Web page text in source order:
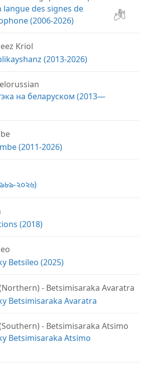
langue des signes de
(2006-2026)
Kriol
(2013-2026)
на беларуском (2013—
(2011-2026)
২০২৬)
(2018)
Betsileo (2025)
- Betsimisaraka Avaratra
Betsimisaraka Avaratra
- Betsimisaraka Atsimo
Betsimisaraka Atsimo